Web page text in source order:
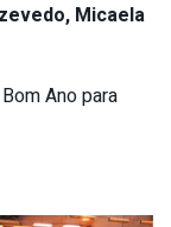
Micaela
Ano para